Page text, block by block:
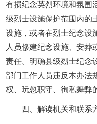
有损纪念英烈环境和氛围
级烈士设施保护范围内的
设施，或者在烈士纪念设
人员修建纪念设施、安葬
责任。明确县级烈士纪念
部门工作人员违反本办法
权、玩忽职守、徇私舞弊
四、解读机关和联系